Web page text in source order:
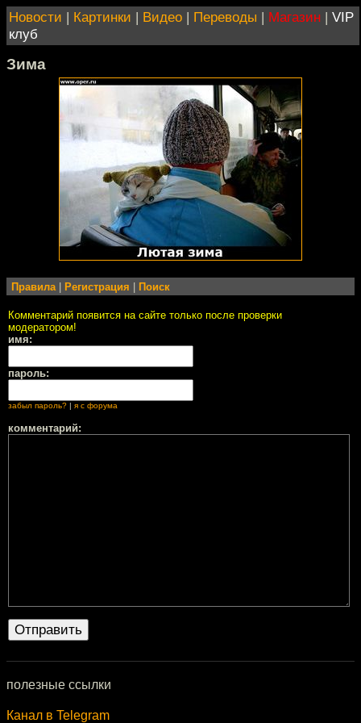
Новости | Картинки | Видео | Переводы | Магазин | VIP
клуб
Зима
Правила Регистрация Поиск
Комментарий появится на сайте только после проверки
модератором!
имя:
пароль:
забыл пароль? | я с форума
комментарий:
полезные ссылки
Канал в Telegram